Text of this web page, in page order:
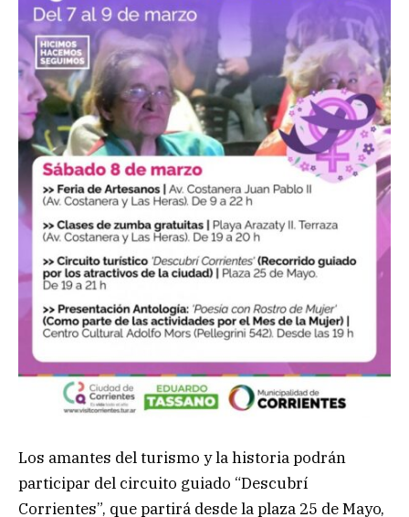
Los amantes del turismo y la historia podrán
participar del circuito guiado “Descubrí
Corrientes”, que partirá desde la plaza 25 de Mayo,